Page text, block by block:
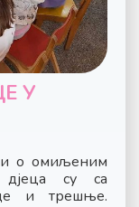
У
о омиљеним
су са
и трешње.